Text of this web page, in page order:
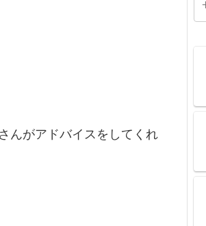
んがアドバイスをしてくれ